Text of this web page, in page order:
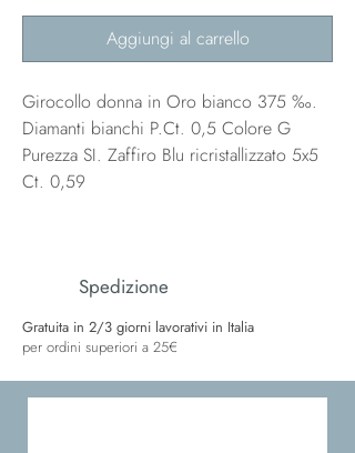
Aggiungi al carrello
Girocollo donna in Oro bianco 375 ‰.
Diamanti bianchi P.Ct. 0,5 Colore G
Purezza SI. Zaffiro Blu ricristallizzato 5x5
Ct. 0,59
Spedizione
Gratuita in 2/3 giorni lavorativi in Italia
per ordini superiori a 25€